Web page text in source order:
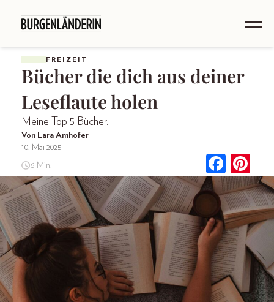
FREIZEIT
Bücher die dich aus deiner
Leseflaute holen
Meine Top 5 Bücher.
Von Lara Amhofer
10. Mai 2025
6 Min.